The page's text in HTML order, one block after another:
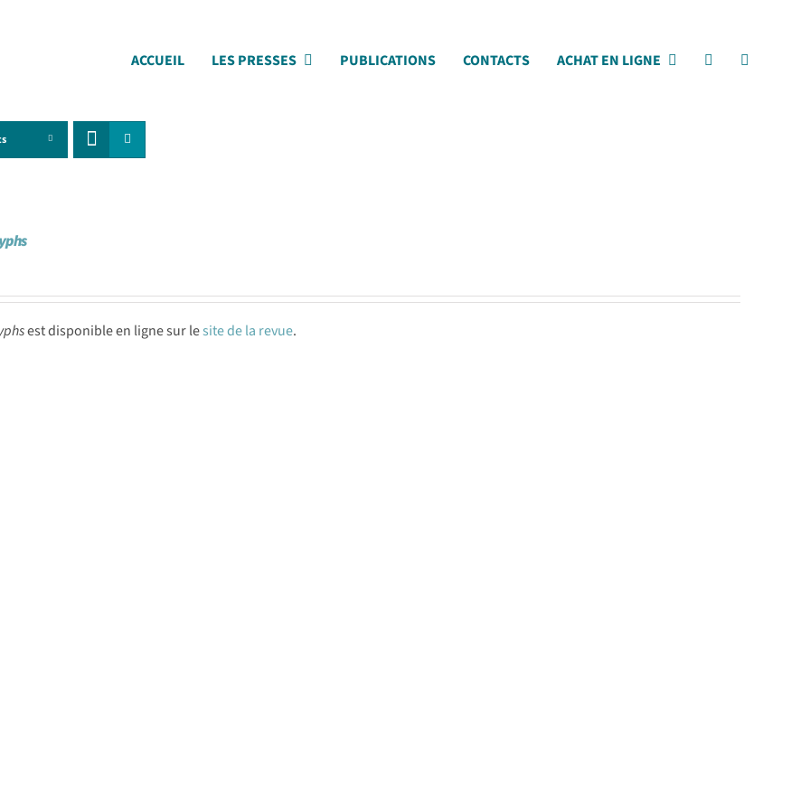
ACCUEIL LES PRESSES PUBLICATIONS CONTACTS ACHAT EN LIGNE
est disponible en ligne sur lesite de la revue.